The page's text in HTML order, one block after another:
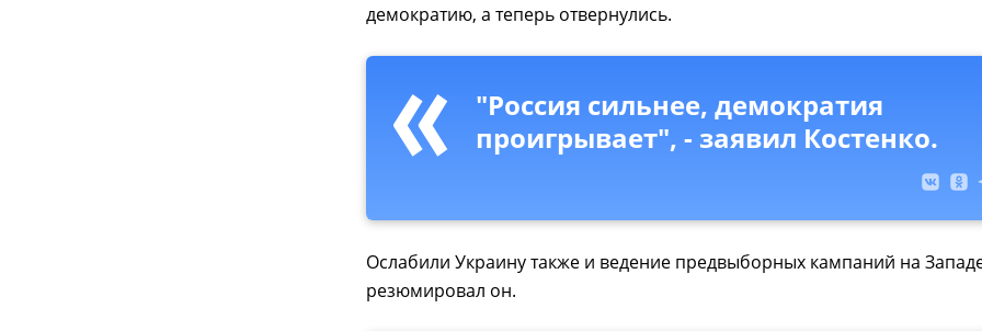
демократию, а теперь отвернулись.
"Россия сильнее, демократия
проигрывает", - заявил Костенко.
Ослабили Украину также и ведение предвыборных кампаний на
резюмировал он.